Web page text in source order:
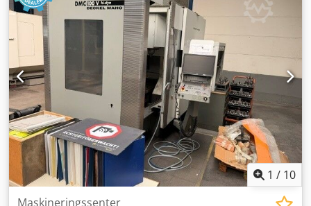
1 / 10
Maskineringssenter